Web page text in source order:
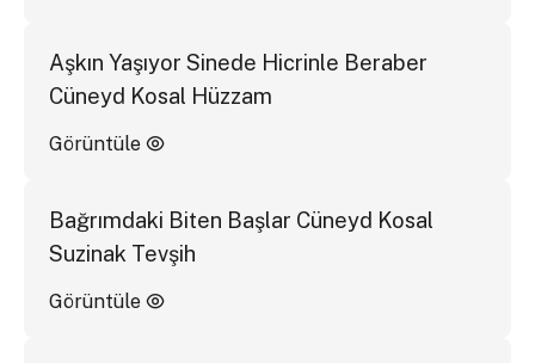
Aşkın Yaşıyor Sinede Hicrinle Beraber
Cüneyd Kosal Hüzzam
Görüntüle
Bağrımdaki Biten Başlar Cüneyd Kosal
Suzinak Tevşih
Görüntüle